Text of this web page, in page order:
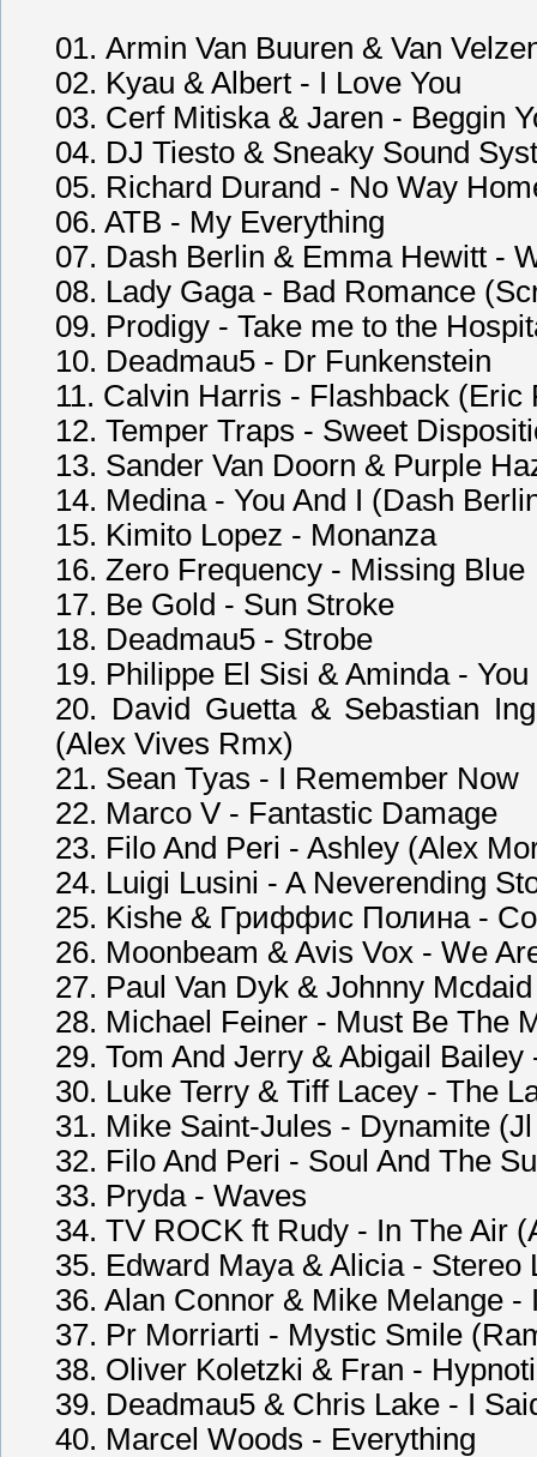
01. Armin Van Buuren & Van
02. Kyau & Albert - I Love You
03. Cerf Mitiska & Jaren - Beggin
04. DJ Tiesto & Sneaky Sound
05. Richard Durand - No Way
06. ATB - My Everything
07. Dash Berlin & Emma Hewitt -
08. Lady Gaga - Bad Romance
09. Prodigy - Take me to the
10. Deadmau5 - Dr Funkenstein
11. Calvin Harris - Flashback (Eric
12. Temper Traps - Sweet
13. Sander Van Doorn & Purple
14. Medina - You And I (Dash
15. Kimito Lopez - Monanza
16. Zero Frequency - Missing Blue
17. Be Gold - Sun Stroke
18. Deadmau5 - Strobe
19. Philippe El Sisi & Aminda -
20. David Guetta & Sebastian
(Alex Vives Rmx)
21. Sean Tyas - I Remember Now
22. Marco V - Fantastic Damage
23. Filo And Peri - Ashley (Alex
24. Luigi Lusini - A Neverending
25. Kishe & Гриффис Полина -
26. Moonbeam & Avis Vox - We
27. Paul Van Dyk & Johnny
28. Michael Feiner - Must Be The
29. Tom And Jerry & Abigail Bailey
30. Luke Terry & Tiff Lacey - The
31. Mike Saint-Jules - Dynamite
32. Filo And Peri - Soul And The
33. Pryda - Waves
34. TV ROCK ft Rudy - In The Air
35. Edward Maya & Alicia - Stereo
36. Alan Connor & Mike Melange
37. Pr Morriarti - Mystic Smile
38. Oliver Koletzki & Fran -
39. Deadmau5 & Chris Lake - I
40. Marcel Woods - Everything